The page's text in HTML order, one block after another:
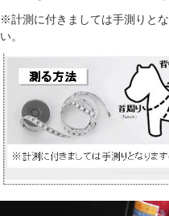
※計測に付きましては手測りと
い。